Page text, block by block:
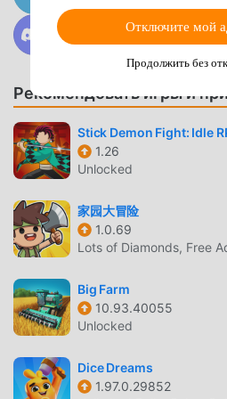
loyal companion and make each
decorating so much more fun.
with him, and take care of him
course, your success will not go
to take the new design home
let them do that. Resist the
our interior design games. Get to
make friends with them. Help
she’s focusing on decorating
are Katie’s passion, but she still
her life. Gardensville is only a
a big shock to the locals, so get
story to unfold. Prepare to
arrange wild parties and sweet
games puzzle awaits.
Присоединяйтесь к
Рекомендовать игры и
Stick Demon Fight: Idle
1.26
Unlocked
家园大冒险
1.0.69
Lots of Diamonds, Free
Big Farm
10.93.40055
Unlocked
Dice Dreams
1.97.0.29852
Отключите мой
Продолжить без